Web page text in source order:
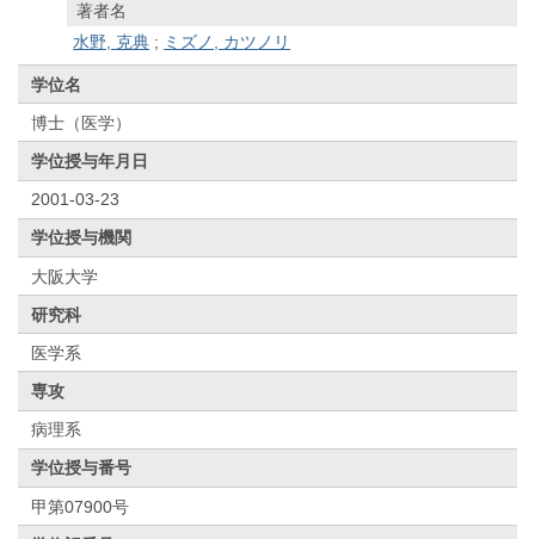
著者名
水野, 克典 ; ミズノ, カツノリ
学位名
博士（医学）
学位授与年月日
2001-03-23
学位授与機関
大阪大学
研究科
医学系
専攻
病理系
学位授与番号
甲第07900号